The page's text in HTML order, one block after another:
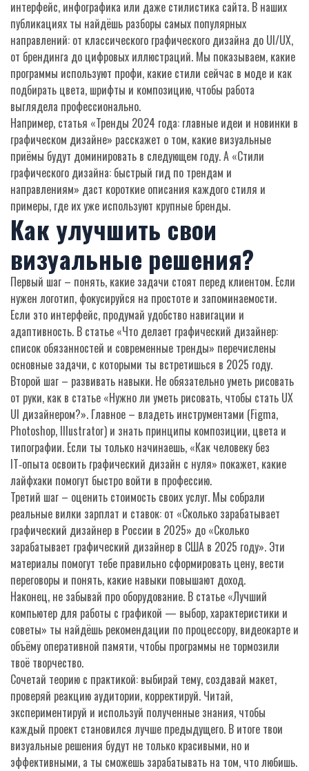
интерфейс, инфографика или даже стилистика сайта. В наших
публикациях ты найдёшь разборы самых популярных
направлений: от классического графического дизайна до UI/UX,
от брендинга до цифровых иллюстраций. Мы показываем, какие
программы используют профи, какие стили сейчас в моде и как
подбирать цвета, шрифты и композицию, чтобы работа
выглядела профессионально.
Например, статья «Тренды 2024 года: главные идеи и новинки в
графическом дизайне» расскажет о том, какие визуальные
приёмы будут доминировать в следующем году. А «Стили
графического дизайна: быстрый гид по трендам и
направлениям» даст короткие описания каждого стиля и
примеры, где их уже используют крупные бренды.
Как улучшить свои
визуальные решения?
Первый шаг – понять, какие задачи стоят перед клиентом. Если
нужен логотип, фокусируйся на простоте и запоминаемости.
Если это интерфейс, продумай удобство навигации и
адаптивность. В статье «Что делает графический дизайнер:
список обязанностей и современные тренды» перечислены
основные задачи, с которыми ты встретишься в 2025 году.
Второй шаг – развивать навыки. Не обязательно уметь рисовать
от руки, как в статье «Нужно ли уметь рисовать, чтобы стать UX
UI дизайнером?». Главное – владеть инструментами (Figma,
Photoshop, Illustrator) и знать принципы композиции, цвета и
типографии. Если ты только начинаешь, «Как человеку без
IT‑опыта освоить графический дизайн с нуля» покажет, какие
лайфхаки помогут быстро войти в профессию.
Третий шаг – оценить стоимость своих услуг. Мы собрали
реальные вилки зарплат и ставок: от «Сколько зарабатывает
графический дизайнер в России в 2025» до «Сколько
зарабатывает графический дизайнер в США в 2025 году». Эти
материалы помогут тебе правильно сформировать цену, вести
переговоры и понять, какие навыки повышают доход.
Наконец, не забывай про оборудование. В статье «Лучший
компьютер для работы с графикой — выбор, характеристики и
советы» ты найдёшь рекомендации по процессору, видеокарте и
объёму оперативной памяти, чтобы программы не тормозили
твоё творчество.
Сочетай теорию с практикой: выбирай тему, создавай макет,
проверяй реакцию аудитории, корректируй. Читай,
экспериментируй и используй полученные знания, чтобы
каждый проект становился лучше предыдущего. В итоге твои
визуальные решения будут не только красивыми, но и
эффективными, а ты сможешь зарабатывать на том, что любишь.